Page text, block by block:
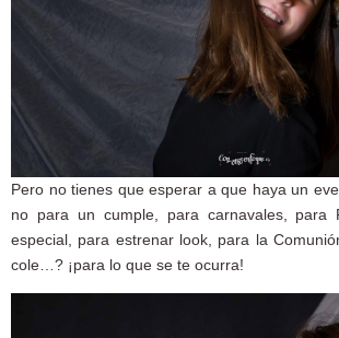
Pero no tienes que esperar a que haya un
no para un cumple, para carnavales, para
especial, para estrenar look, para la
cole…? ¡para lo que se te ocurra!